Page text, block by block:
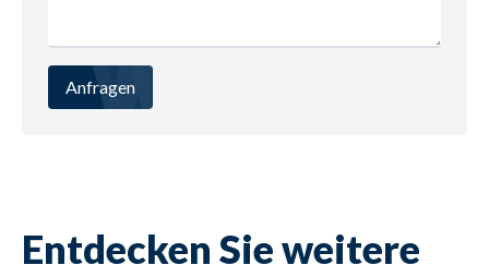
Anfragen
Entdecken Sie weitere